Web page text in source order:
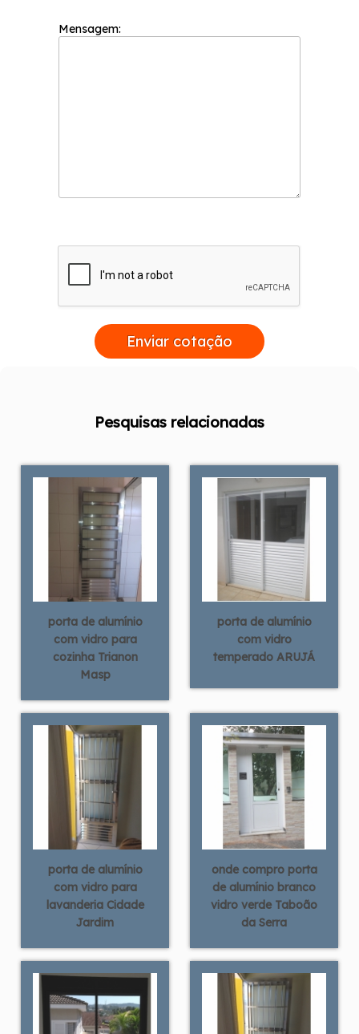
Mensagem:
Enviar cotação
Pesquisas relacionadas
porta de alumínio
com vidro para
cozinha Trianon
Masp
porta de alumínio
com vidro
temperado ARUJÁ
porta de alumínio
com vidro para
lavanderia Cidade
Jardim
onde compro porta
de alumínio branco
vidro verde Taboão
da Serra